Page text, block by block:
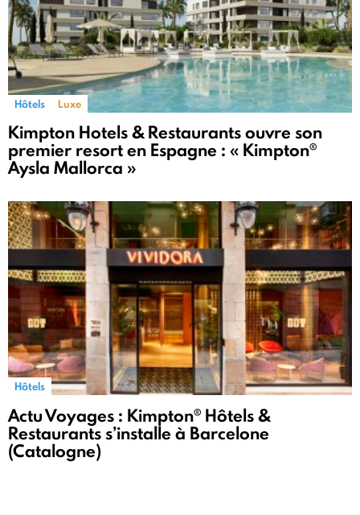
Hôtels Luxe
Kimpton Hotels & Restaurants ouvre son
premier resort en Espagne : « Kimpton®
Aysla Mallorca »
Hôtels
Actu Voyages : Kimpton® Hôtels &
Restaurants s’installe à Barcelone
(Catalogne)